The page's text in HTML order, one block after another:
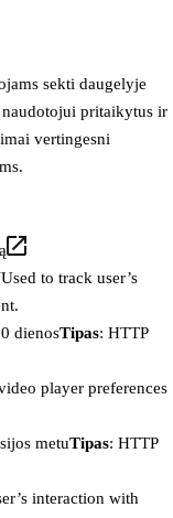
sekti daugelyje
pritaikytus ir
vertingesni
Used to track user’s
dienosTipas: HTTP
player preferences
metuTipas: HTTP
interaction with